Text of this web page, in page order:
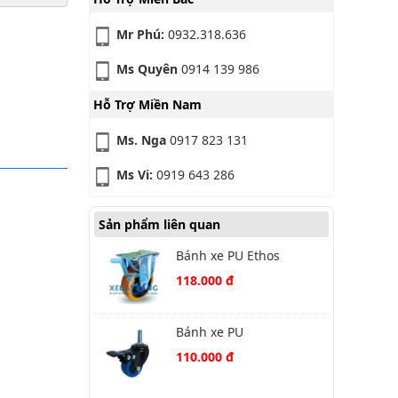
Mr Phú: 0932.318.636
Ms Quyên 0914 139 986
Hỗ Trợ Miền Nam
Ms. Nga 0917 823 131
Ms Vi: 0919 643 286
Sản phẩm liên quan
Bánh xe PU Ethos
262YPE125P01 cố định
118.000 đ
Bánh xe PU
266UBZ040T12 vít khóa
110.000 đ